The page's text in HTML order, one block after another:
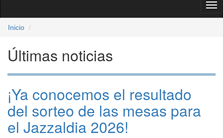
Inicio
Últimas noticias
¡Ya conocemos el resultado
del sorteo de las mesas para
el Jazzaldia 2026!